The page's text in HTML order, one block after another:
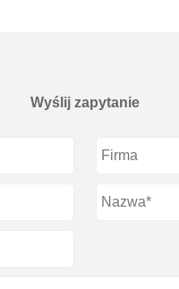
Wyślij zapytanie